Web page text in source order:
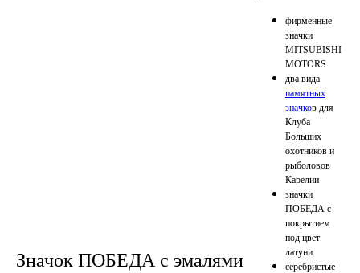
Значок ПОБЕДА с эмалями
фирменные
значки
MITSUBISHI
MOTORS
два вида
памятных
значков для
Клуба
Больших
охотников и
рыболовов
Карелии
значки
ПОБЕДА с
покрытием
под цвет
латуни
серебристые